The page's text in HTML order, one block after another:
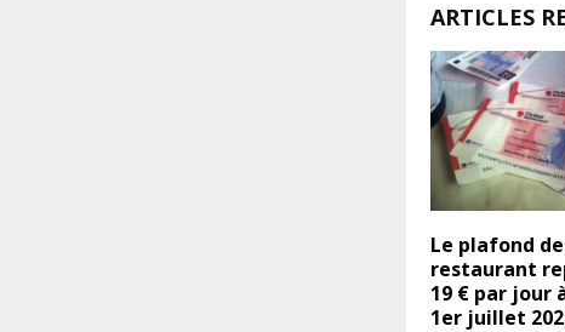
ARTICLES
Le plafond
restaurant
19 € par jour
1er juillet